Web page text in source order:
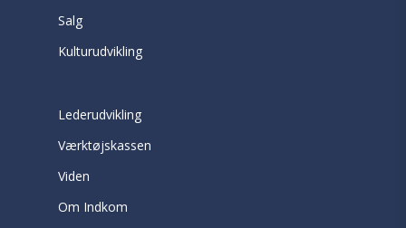
Salg
Kulturudvikling
Lederudvikling
Værktøjskassen
Viden
Om Indkom